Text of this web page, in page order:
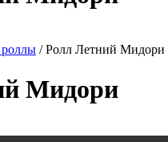
роллы / Ролл Летний Мидори
Мидори